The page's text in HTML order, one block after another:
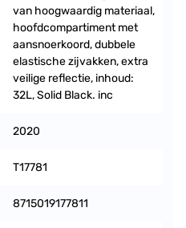
van hoogwaardig materiaal,
hoofdcompartiment met
aansnoerkoord, dubbele
elastische zijvakken, extra
veilige reflectie, inhoud:
32L, Solid Black. inc
2020
T17781
8715019177811